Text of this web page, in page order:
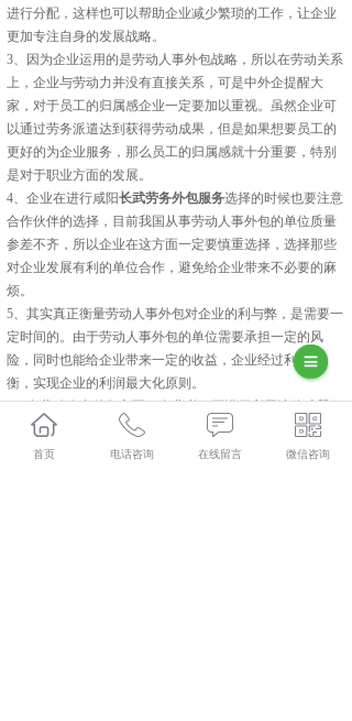
进行分配，这样也可以帮助企业减少繁琐的工作，让企业
更加专注自身的发展战略。
3、因为企业运用的是劳动人事外包战略，所以在劳动关系
上，企业与劳动力并没有直接关系，可是中外企提醒大
家，对于员工的归属感企业一定要加以重视。虽然企业可
以通过劳务派遣达到获得劳动成果，但是如果想要员工的
更好的为企业服务，那么员工的归属感就十分重要，特别
是对于职业方面的发展。
4、企业在进行咸阳长武劳务外包服务选择的时候也要注意
合作伙伴的选择，目前我国从事劳动人事外包的单位质量
参差不齐，所以企业在这方面一定要慎重选择，选择那些
对企业发展有利的单位合作，避免给企业带来不必要的麻
烦。
5、其实真正衡量劳动人事外包对企业的利与弊，是需要一
定时间的。由于劳动人事外包的单位需要承担一定的风
险，同时也能给企业带来一定的收益，企业经过利益权
衡，实现企业的利润最大化原则。
6、在劳动人事外包方面，企业必须要懂得利用法律武器保
护企业的利益。近年来，我国对“劳动人事外包”的立法逐
渐增多，所涉及的方面也日渐全面，但是由于“劳动人事外
首页 电话咨询 在线留言 微信咨询